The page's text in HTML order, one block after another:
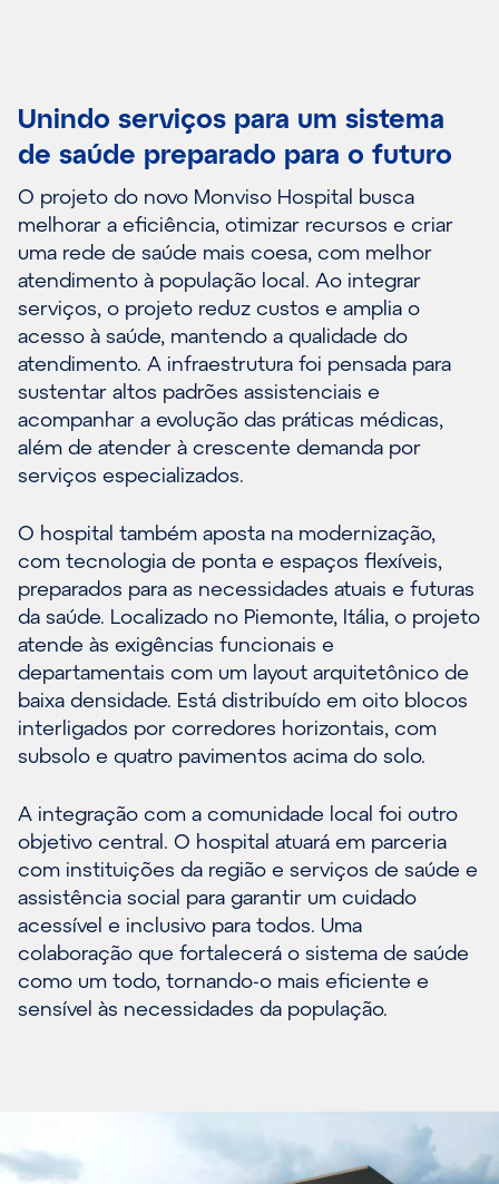
Unindo serviços para um sistema
de saúde preparado para o futuro
O projeto do novo Monviso Hospital busca
melhorar a eficiência, otimizar recursos e criar
uma rede de saúde mais coesa, com melhor
atendimento à população local. Ao integrar
serviços, o projeto reduz custos e amplia o
acesso à saúde, mantendo a qualidade do
atendimento. A infraestrutura foi pensada para
sustentar altos padrões assistenciais e
acompanhar a evolução das práticas médicas,
além de atender à crescente demanda por
serviços especializados.
O hospital também aposta na modernização,
com tecnologia de ponta e espaços flexíveis,
preparados para as necessidades atuais e futuras
da saúde. Localizado no Piemonte, Itália, o projeto
atende às exigências funcionais e
departamentais com um layout arquitetônico de
baixa densidade. Está distribuído em oito blocos
interligados por corredores horizontais, com
subsolo e quatro pavimentos acima do solo.
A integração com a comunidade local foi outro
objetivo central. O hospital atuará em parceria
com instituições da região e serviços de saúde e
assistência social para garantir um cuidado
acessível e inclusivo para todos. Uma
colaboração que fortalecerá o sistema de saúde
como um todo, tornando-o mais eficiente e
sensível às necessidades da população.